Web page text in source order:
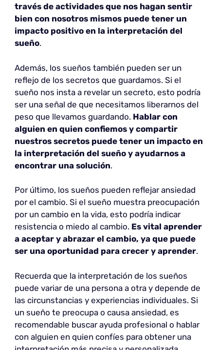
través de actividades que nos hagan sentir
bien con nosotros mismos puede tener un
impacto positivo en la interpretación del
sueño.
Además, los sueños también pueden ser un
reflejo de los secretos que guardamos. Si el
sueño nos insta a revelar un secreto, esto podría
ser una señal de que necesitamos liberarnos del
peso que llevamos guardando. Hablar con
alguien en quien confiemos y compartir
nuestros secretos puede tener un impacto en
la interpretación del sueño y ayudarnos a
encontrar una solución.
Por último, los sueños pueden reflejar ansiedad
por el cambio. Si el sueño muestra preocupación
por un cambio en la vida, esto podría indicar
resistencia o miedo al cambio. Es vital aprender
a aceptar y abrazar el cambio, ya que puede
ser una oportunidad para crecer y aprender.
Recuerda que la interpretación de los sueños
puede variar de una persona a otra y depende de
las circunstancias y experiencias individuales. Si
un sueño te preocupa o causa ansiedad, es
recomendable buscar ayuda profesional o hablar
con alguien en quien confíes para obtener una